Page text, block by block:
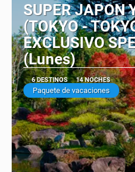
SUPER JAPON
(TOKYO -
EXCLUSIVO
(Lunes)
6 DESTINOS 14 NOCHES
Paquete de vacaciones